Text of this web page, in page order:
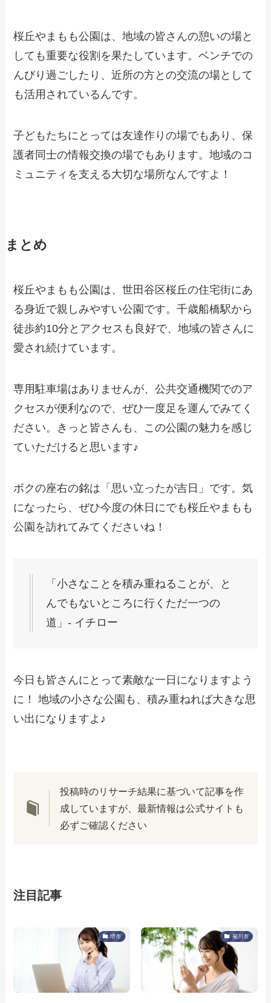
桜丘やまもも公園は、地域の皆さんの憩いの場と
しても重要な役割を果たしています。ベンチでの
んびり過ごしたり、近所の方との交流の場として
も活用されているんです。
子どもたちにとっては友達作りの場でもあり、保
護者同士の情報交換の場でもあります。地域のコ
ミュニティを支える大切な場所なんですよ！
まとめ
桜丘やまもも公園は、世田谷区桜丘の住宅街にあ
る身近で親しみやすい公園です。千歳船橋駅から
徒歩約10分とアクセスも良好で、地域の皆さんに
愛され続けています。
専用駐車場はありませんが、公共交通機関でのア
クセスが便利なので、ぜひ一度足を運んでみてく
ださい。きっと皆さんも、この公園の魅力を感じ
ていただけると思います♪
ボクの座右の銘は「思い立ったが吉日」です。気
になったら、ぜひ今度の休日にでも桜丘やまもも
公園を訪れてみてくださいね！
「小さなことを積み重ねることが、と
んでもないところに行くただ一つの
道」- イチロー
今日も皆さんにとって素敵な一日になりますよう
に！ 地域の小さな公園も、積み重ねれば大きな思
い出になりますよ♪
投稿時のリサーチ結果に基づいて記事を作
成していますが、最新情報は公式サイトも
必ずご確認ください
注目記事
堺市 菊川市